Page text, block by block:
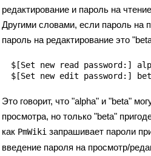
редактирование и пароль на
Другими словами, если пароль на
пароль на редактирование это
$[Set new read password:]
Это говорит, что "alpha" и "beta"
просмотра, но только "beta"
как PmWiki запрашивает пароли
введение пароля на просмотр/